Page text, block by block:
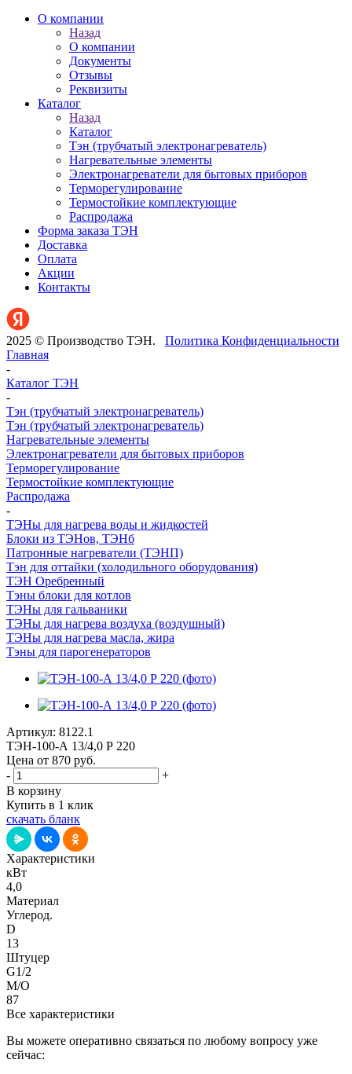
О компании
Назад
О компании
Документы
Отзывы
Реквизиты
Каталог
Назад
Каталог
Тэн (трубчатый электронагреватель)
Нагревательные элементы
Электронагреватели для бытовых приборов
Терморегулирование
Термостойкие комплектующие
Распродажа
Форма заказа ТЭН
Доставка
Оплата
Акции
Контакты
2025 © Производство ТЭН. Политика Конфиденциальности
Главная
-
Каталог ТЭН
-
Тэн (трубчатый электронагреватель)
Тэн (трубчатый электронагреватель)
Нагревательные элементы
Электронагреватели для бытовых приборов
Терморегулирование
Термостойкие комплектующие
Распродажа
-
ТЭНы для нагрева воды и жидкостей
Блоки из ТЭНов, ТЭНб
Патронные нагреватели (ТЭНП)
Тэн для оттайки (холодильного оборудования)
ТЭН Оребренный
Тэны блоки для котлов
ТЭНы для гальваники
ТЭНы для нагрева воздуха (воздушный)
ТЭНы для нагрева масла, жира
Тэны для парогенераторов
Артикул: 8122.1
ТЭН-100-А 13/4,0 Р 220
Цена от 870 руб.
-
+
В корзину
Купить в 1 клик
скачать бланк
Характеристики
кВт
4,0
Материал
Углерод.
D
13
Штуцер
G1/2
M/O
87
Все характеристики
Вы можете оперативно связаться по любому вопросу уже
сейчас: